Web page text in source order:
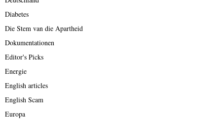
Diabetes
Die Stem van die Apartheid
Dokumentationen
Editor's Picks
Energie
English articles
English Scam
Europa